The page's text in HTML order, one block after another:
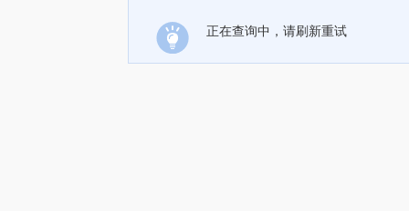
正在查询中，请刷新重试